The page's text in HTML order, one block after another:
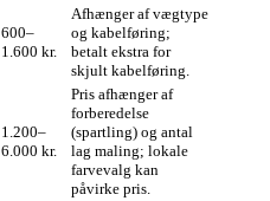
600–
1.600 kr.
Afhænger af vægtype
og kabelføring;
betalt ekstra for
skjult kabelføring.
1.200–
6.000 kr.
Pris afhænger af
forberedelse
(spartling) og antal
lag maling; lokale
farvevalg kan
påvirke pris.